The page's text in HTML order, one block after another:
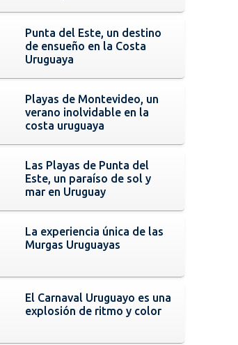
Punta del Este, un destino
de ensueño en la Costa
Uruguaya
Playas de Montevideo, un
verano inolvidable en la
costa uruguaya
Las Playas de Punta del
Este, un paraíso de sol y
mar en Uruguay
La experiencia única de las
Murgas Uruguayas
El Carnaval Uruguayo es una
explosión de ritmo y color